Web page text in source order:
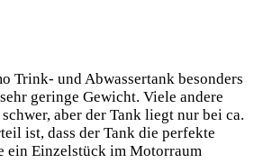
Trink- und Abwassertank besonders
geringe Gewicht. Viele andere
aber der Tank liegt nur bei ca.
ist, dass der Tank die perfekte
ein Einzelstück im Motorraum